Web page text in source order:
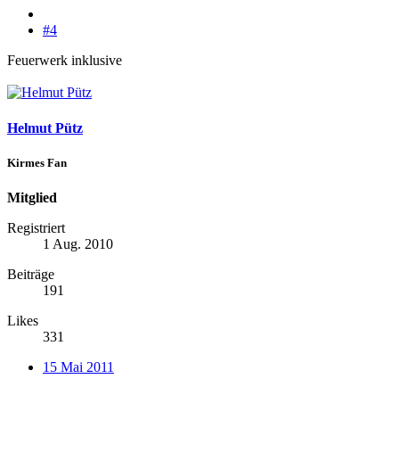
#4
Feuerwerk inklusive
Helmut Pütz
Kirmes Fan
Mitglied
Registriert
1 Aug. 2010
Beiträge
191
Likes
331
15 Mai 2011